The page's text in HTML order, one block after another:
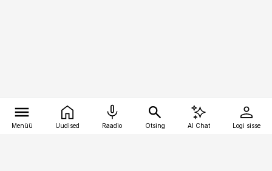
Menüü Uudised Raadio Otsing AI Chat Logi sisse